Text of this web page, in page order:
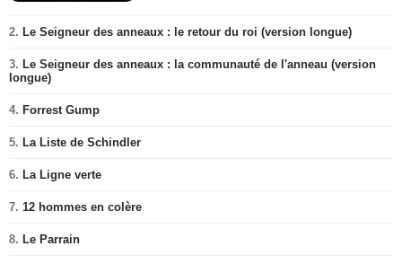
2. Le Seigneur des anneaux : le retour du roi (version longue)
3. Le Seigneur des anneaux : la communauté de l'anneau (version
longue)
4. Forrest Gump
5. La Liste de Schindler
6. La Ligne verte
7. 12 hommes en colère
8. Le Parrain